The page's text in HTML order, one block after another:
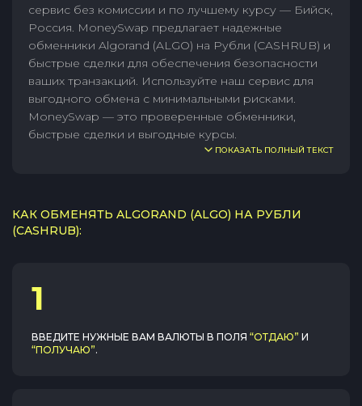
сервис без комиссии и по лучшему курсу — Бийск,
Россия. MoneySwap предлагает надежные
обменники Algorand (ALGO) на Рубли (CASHRUB) и
быстрые сделки для обеспечения безопасности
ваших транзакций. Используйте наш сервис для
выгодного обмена с минимальными рисками.
MoneySwap — это проверенные обменники,
быстрые сделки и выгодные курсы.
ПОКАЗАТЬ ПОЛНЫЙ ТЕКСТ
КАК ОБМЕНЯТЬ ALGORAND (ALGO) НА РУБЛИ
(CASHRUB):
1
ВВЕДИТЕ НУЖНЫЕ ВАМ ВАЛЮТЫ В ПОЛЯ “ОТДАЮ” И
“ПОЛУЧАЮ”.